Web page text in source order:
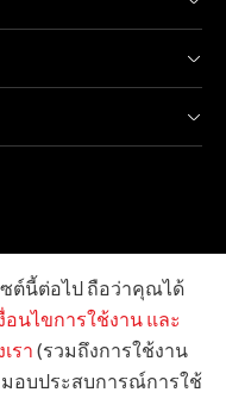
Co., Ltd.
ต์นี้ต่อไป ถือว่าคุณได้
นไขการใช้งาน และ
รา (รวมถึงการใช้งาน
อบประสบการณ์การใช้